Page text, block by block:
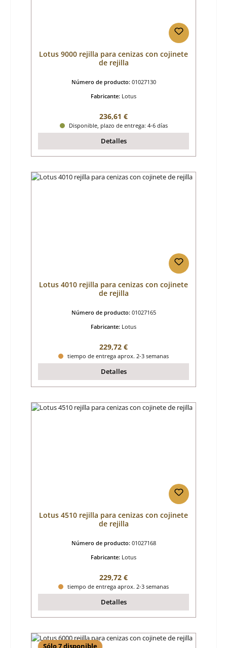
Lotus 9000 rejilla para cenizas con cojinete
de rejilla
Número de producto: 01027130
Fabricante: Lotus
Precio normal:
236,61 €
Disponible, plazo de entrega: 4-6 días
Detalles
Lotus 4010 rejilla para cenizas con cojinete
de rejilla
Número de producto: 01027165
Fabricante: Lotus
Precio normal:
229,72 €
tiempo de entrega aprox. 2-3 semanas
Detalles
Lotus 4510 rejilla para cenizas con cojinete
de rejilla
Número de producto: 01027168
Fabricante: Lotus
Precio normal:
229,72 €
tiempo de entrega aprox. 2-3 semanas
Detalles
Sólo 7 disponible